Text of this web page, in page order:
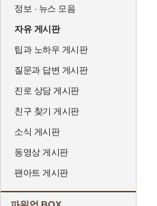
정보 · 뉴스 모음
자유 게시판
팁과 노하우 게시판
질문과 답변 게시판
진로 상담 게시판
친구 찾기 게시판
소식 게시판
동영상 게시판
팬아트 게시판